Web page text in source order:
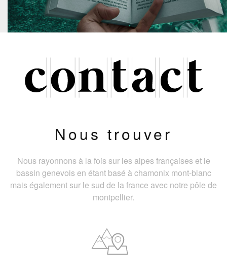
Nous trouver
Nous rayonnons à la fois sur les alpes françaises et le
bassin genevois en étant basé à chamonix mont-blanc
mais également sur le sud de la france avec notre pôle de
montpellier.